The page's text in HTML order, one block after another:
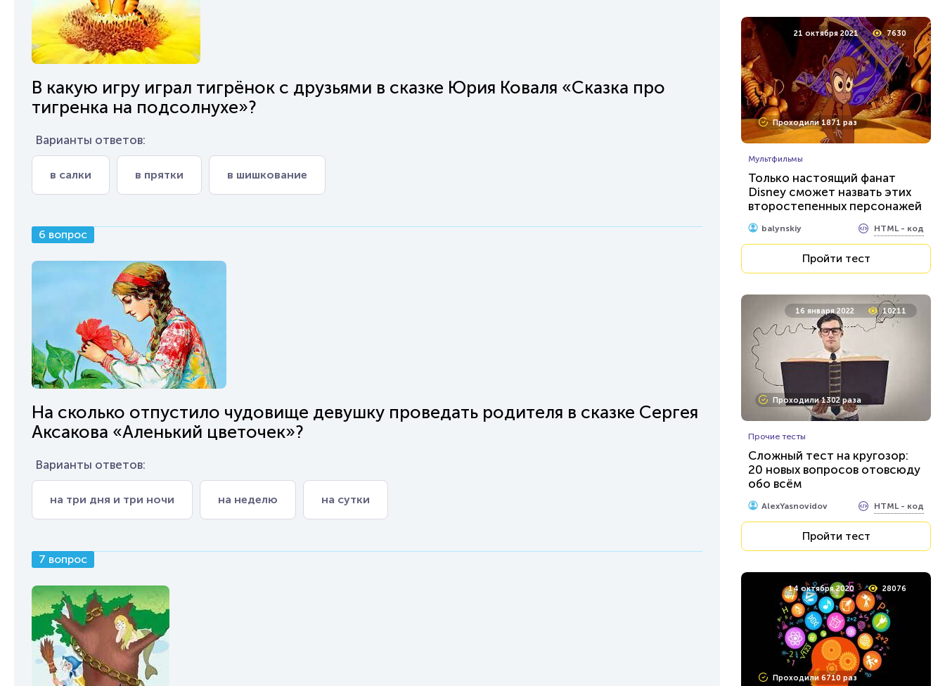
В какую игру играл тигрёнок с друзьями в сказке Юрия Коваля «Сказка про
тигренка на подсолнухе»?
Варианты ответов:
в салки в прятки в шишкование
6 вопрос
На сколько отпустило чудовище девушку проведать родителя в сказке Сергея
Аксакова «Аленький цветочек»?
Варианты ответов:
на три дня и три ночи на неделю на сутки
7 вопрос
21 октября 2021 7630
Проходили 1871 раз
Мультфильмы
Только настоящий фанат
Disney сможет назвать этих
второстепенных персонажей
balynskiy HTML - код
Пройти тест
16 января 2022 10211
Проходили 1302 раза
Прочие тесты
Сложный тест на кругозор:
20 новых вопросов отовсюду
обо всём
AlexYasnovidov HTML - код
Пройти тест
14 октября 2020 28076
Проходили 6710 раз